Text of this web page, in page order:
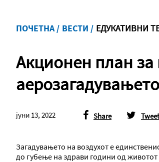
ПОЧЕТНА / ВЕСТИ / ЕДУКАТИВНИ
Акционен план за
аерозагадувањето
јуни 13, 2022 Share Tweet
Загадувањето на воздухот е
до губење на здрави години од